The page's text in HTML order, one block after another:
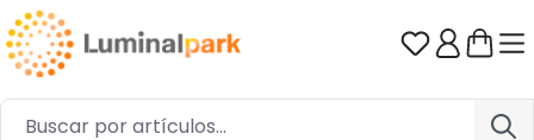
Saltar al contenido principal Tienes 0